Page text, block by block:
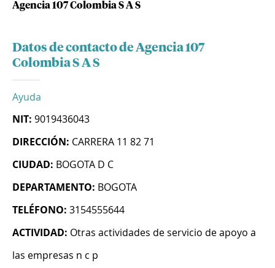
Agencia 107 Colombia S A S
Datos de contacto de Agencia 107
Colombia S A S
Ayuda
NIT: 9019436043
DIRECCIÓN: CARRERA 11 82 71
CIUDAD: BOGOTA D C
DEPARTAMENTO: BOGOTA
TELÉFONO: 3154555644
ACTIVIDAD: Otras actividades de servicio de apoyo a
las empresas n c p